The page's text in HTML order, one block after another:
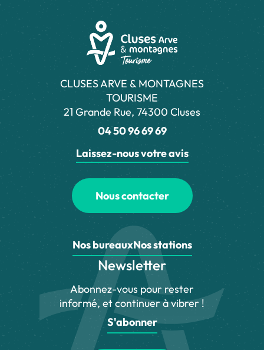
CLUSES ARVE & MONTAGNES
TOURISME
21 Grande Rue, 74300 Cluses
04 50 96 69 69
Laissez-nous votre avis
Nous contacter
Nos bureauxNos stations
Newsletter
Abonnez-vous pour rester
informé, et continuer à vibrer !
S'abonner